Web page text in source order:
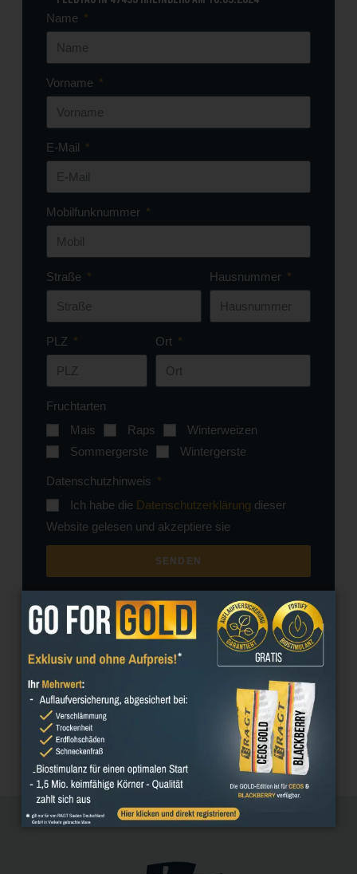
Name
Vorname
E-Mail
Mobilfunknummer
Straße Hausnummer
PLZ Ort
Fruchtarten
Mais
Raps
Winterweizen
Sommergerste
Wintergerste
Datenschutzhinweis
Ich habe die Datenschutzerklärung dieser
Website gelesen und akzeptiere sie
SENDEN
Teilen Sie diese Veranstaltung auf :
Facebook Twitter
LinkedIn Email